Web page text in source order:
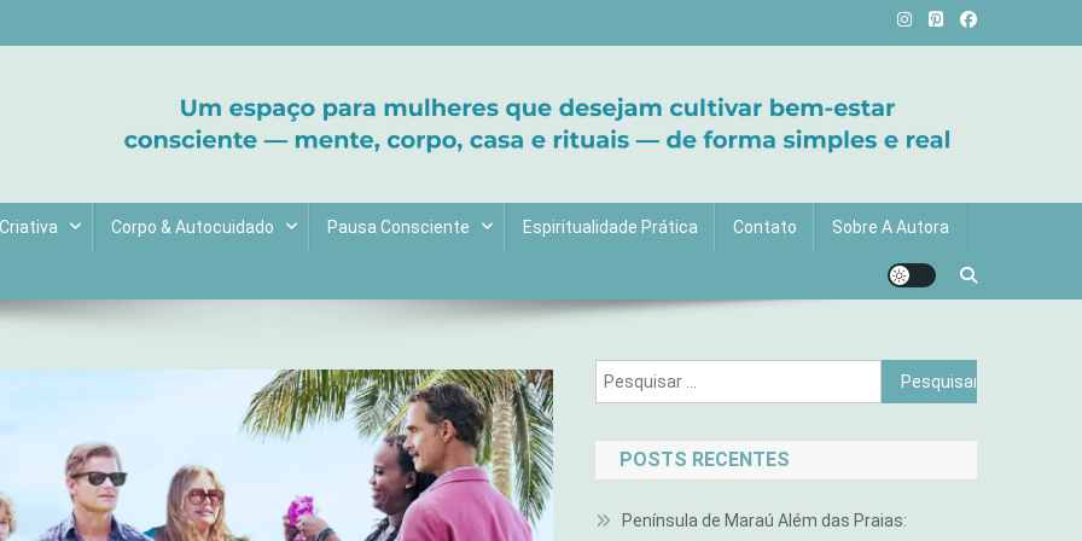
Corpo & Autocuidado Pausa Consciente Espiritualidade Prática Contato Sobre A Autora
Pesquisar
por:
POSTS RECENTES
Península de Maraú Além das Praias: